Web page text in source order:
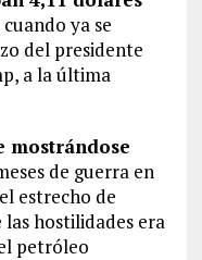
cuando ya se
del presidente
a la última
mostrándose
de guerra en
estrecho de
hostilidades era
petróleo